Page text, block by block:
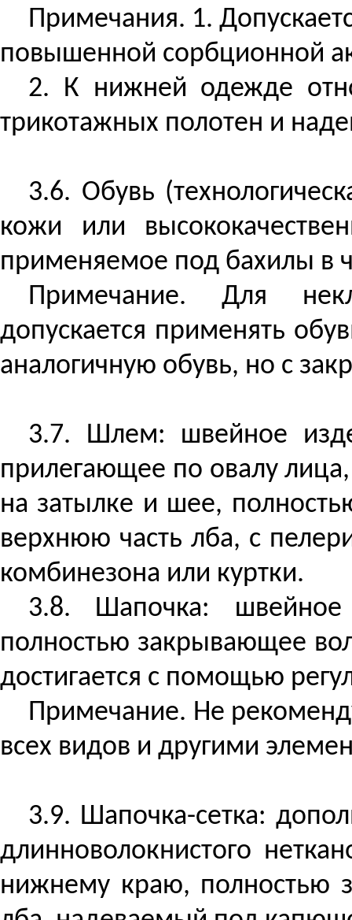
Примечания. 1.
повышенной сорбционной
2. К нижней одежде
трикотажных полотен и
3.6. Обувь
кожи или
применяемое под бахилы в
Примечание. Для
допускается применять
аналогичную обувь, но с
3.7. Шлем: швейное
прилегающее по овалу
на затылке и шее,
верхнюю часть лба, с
комбинезона или куртки.
3.8. Шапочка: швейное
полностью закрывающее
достигается с помощью
Примечание. Не
всех видов и другими
3.9. Шапочка-сетка:
длинноволокнистого
нижнему краю, полностью